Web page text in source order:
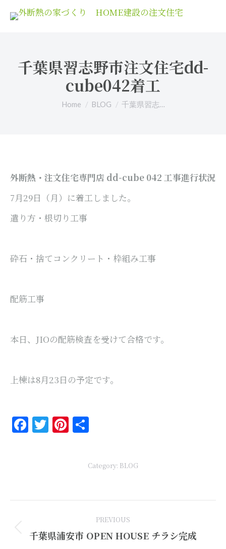
千葉県習志野市注文住宅dd-
cube042着工
You are here:
Home BLOG 千葉県習志…
外断熱・注文住宅専門店 dd-cube 042 工事進行状況
7月29日（月）に着工しました。
遣り方・根切り工事
砕石・捨てコンクリート・枠組み工事
配筋工事
本日、JIOの配筋検査を受けて合格です。
上棟は8月23日の予定です。
Facebook
Twitter
Pinterest
Category: BLOG
PREVIOUS
Previous
千葉県浦安市 OPEN HOUSE チラシ完成